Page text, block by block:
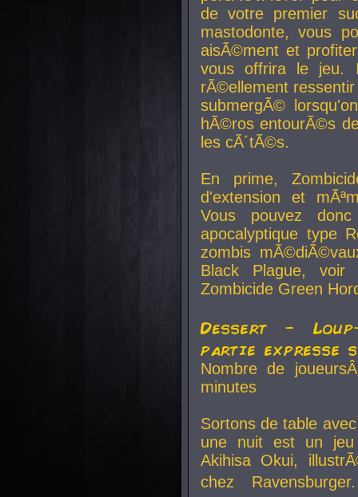
de votre premier
mastodonte, vous
aisÃ©ment et
vous offrira le jeu.
rÃ©ellement
submergÃ©
hÃ©ros entourÃ©s
les cÃ´tÃ©s.
En prime,
d'extension et
Vous pouvez
apocalyptique type
zombis
Black Plague,
Zombicide Green
Dessert -
partie expresse
Nombre de
minutes
Sortons de table
une nuit est un
Akihisa Okui,
chez